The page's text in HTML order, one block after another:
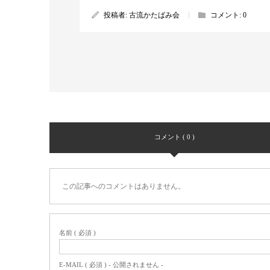
投稿者: 古流かたばみ会 コメント: 0
コメント ( 0 )
この記事へのコメントはありません。
名前 ( 必須 )
E-MAIL ( 必須 ) - 公開されません -